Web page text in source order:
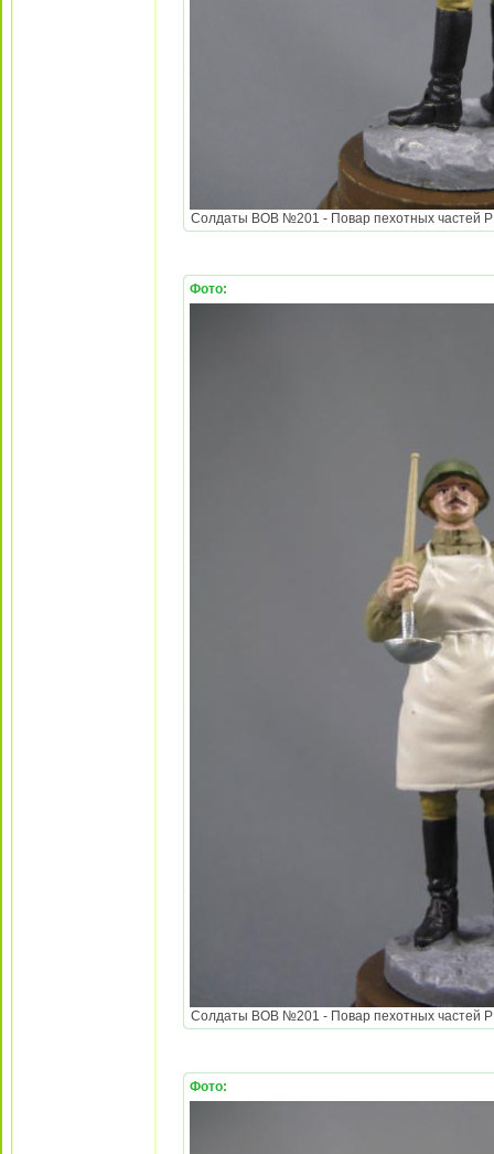
Солдаты ВОВ №201 - Повар пехотных частей
Фото:
Солдаты ВОВ №201 - Повар пехотных частей
Фото: